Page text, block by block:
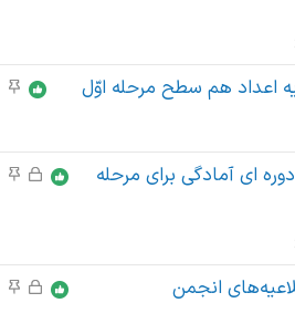
ه
م
د ع
ا
ه
م
ن
م
و
ع
ه
م
اعداد هم سطح مرحله اوّل
ق
د
ه
م
ع
ا
ای آمادگی برای مرحله
ق
م
انجمن